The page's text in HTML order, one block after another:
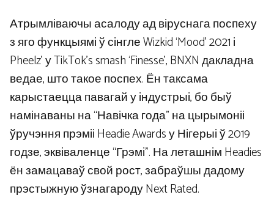
Атрымліваючы асалоду ад віруснага поспеху
з яго функцыямі ў сінгле Wizkid ‘Mood’ 2021 і
Pheelz’ у TikTok’s smash ‘Finesse’, BNXN дакладна
ведае, што такое поспех. Ён таксама
карыстаецца павагай у індустрыі, бо быў
намінаваны на “Навічка года” на цырымоніі
ўручэння прэміі Headie Awards у Нігерыі ў 2019
годзе, эквіваленце “Грэмі”. На леташнім Headies
ён замацаваў свой рост, забраўшы дадому
прэстыжную ўзнагароду Next Rated.